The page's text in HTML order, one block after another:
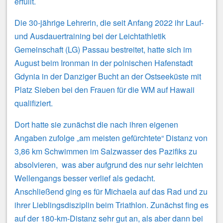
Die 30-jährige Lehrerin, die seit Anfang 2022 ihr Lauf-
und Ausdauertraining bei der Leichtathletik
Gemeinschaft (LG) Passau bestreitet, hatte sich im
August beim Ironman in der polnischen Hafenstadt
Gdynia in der Danziger Bucht an der Ostseeküste mit
Platz Sieben bei den Frauen für die WM auf Hawaii
qualifiziert.
Dort hatte sie zunächst die nach ihren eigenen
Angaben zufolge „am meisten gefürchtete“ Distanz von
3,86 km Schwimmen im Salzwasser des Pazifiks zu
absolvieren, was aber aufgrund des nur sehr leichten
Wellengangs besser verlief als gedacht.
Anschließend ging es für Michaela auf das Rad und zu
ihrer Lieblingsdisziplin beim Triathlon. Zunächst fing es
auf der 180-km-Distanz sehr gut an, als aber dann bei